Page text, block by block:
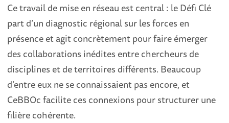
Ce travail de mise en réseau est central : le Défi Clé
part d’un diagnostic régional sur les forces en
présence et agit concrètement pour faire émerger
des collaborations inédites entre chercheurs de
disciplines et de territoires différents. Beaucoup
d’entre eux ne se connaissaient pas encore, et
CeBBOc facilite ces connexions pour structurer une
filière cohérente.